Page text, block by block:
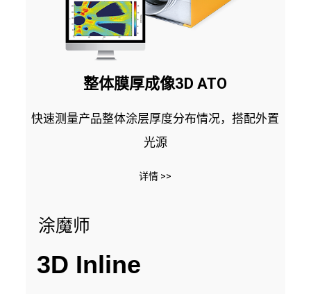
整体膜厚成像3D ATO
快速测量产品整体涂层厚度分布情况，搭配外置
光源
详情 >>
涂魔师
3D Inline